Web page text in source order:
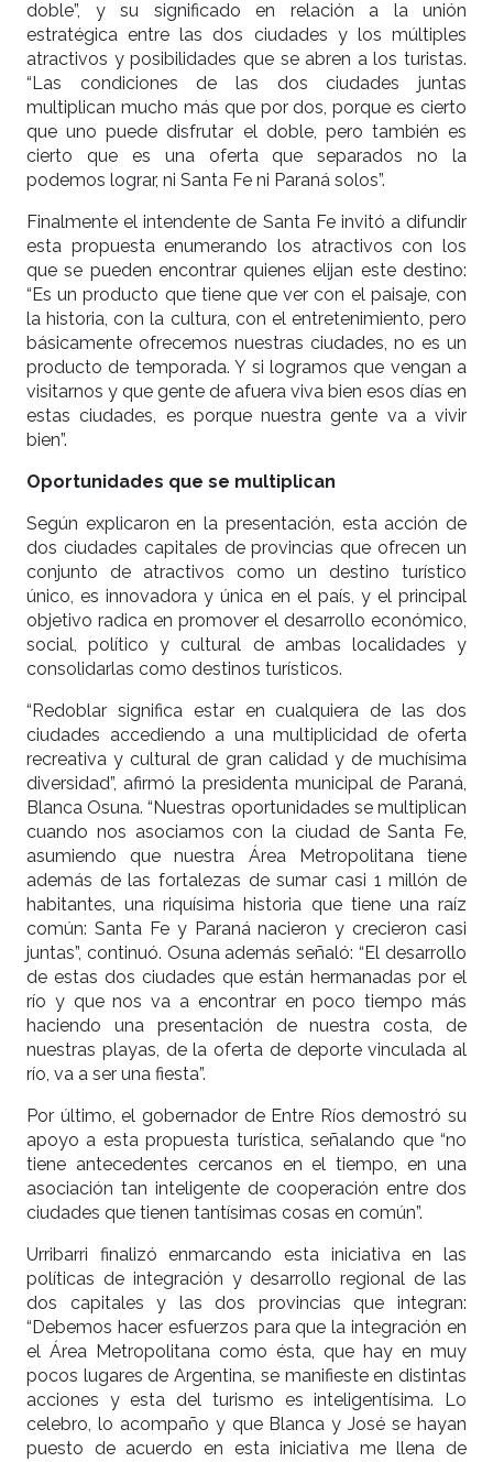
doble”, y su significado en relación a la unión
estratégica entre las dos ciudades y los múltiples
atractivos y posibilidades que se abren a los turistas.
“Las condiciones de las dos ciudades juntas
multiplican mucho más que por dos, porque es cierto
que uno puede disfrutar el doble, pero también es
cierto que es una oferta que separados no la
podemos lograr, ni Santa Fe ni Paraná solos”.
Finalmente el intendente de Santa Fe invitó a difundir
esta propuesta enumerando los atractivos con los
que se pueden encontrar quienes elijan este destino:
“Es un producto que tiene que ver con el paisaje, con
la historia, con la cultura, con el entretenimiento, pero
básicamente ofrecemos nuestras ciudades, no es un
producto de temporada. Y si logramos que vengan a
visitarnos y que gente de afuera viva bien esos días en
estas ciudades, es porque nuestra gente va a vivir
bien”.
Oportunidades que se multiplican
Según explicaron en la presentación, esta acción de
dos ciudades capitales de provincias que ofrecen un
conjunto de atractivos como un destino turístico
único, es innovadora y única en el país, y el principal
objetivo radica en promover el desarrollo económico,
social, político y cultural de ambas localidades y
consolidarlas como destinos turísticos.
“Redoblar significa estar en cualquiera de las dos
ciudades accediendo a una multiplicidad de oferta
recreativa y cultural de gran calidad y de muchísima
diversidad”, afirmó la presidenta municipal de Paraná,
Blanca Osuna. “Nuestras oportunidades se multiplican
cuando nos asociamos con la ciudad de Santa Fe,
asumiendo que nuestra Área Metropolitana tiene
además de las fortalezas de sumar casi 1 millón de
habitantes, una riquísima historia que tiene una raíz
común: Santa Fe y Paraná nacieron y crecieron casi
juntas”, continuó. Osuna además señaló: “El desarrollo
de estas dos ciudades que están hermanadas por el
río y que nos va a encontrar en poco tiempo más
haciendo una presentación de nuestra costa, de
nuestras playas, de la oferta de deporte vinculada al
río, va a ser una fiesta”.
Por último, el gobernador de Entre Ríos demostró su
apoyo a esta propuesta turística, señalando que “no
tiene antecedentes cercanos en el tiempo, en una
asociación tan inteligente de cooperación entre dos
ciudades que tienen tantísimas cosas en común”.
Urribarri finalizó enmarcando esta iniciativa en las
políticas de integración y desarrollo regional de las
dos capitales y las dos provincias que integran:
“Debemos hacer esfuerzos para que la integración en
el Área Metropolitana como ésta, que hay en muy
pocos lugares de Argentina, se manifieste en distintas
acciones y esta del turismo es inteligentísima. Lo
celebro, lo acompaño y que Blanca y José se hayan
puesto de acuerdo en esta iniciativa me llena de